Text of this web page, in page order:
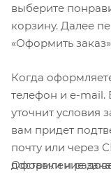
выберите
корзину. Далее
«Оформить
Когда
телефон и e-
уточнит условия
вам придет
почту или через
доставки и
Оформление